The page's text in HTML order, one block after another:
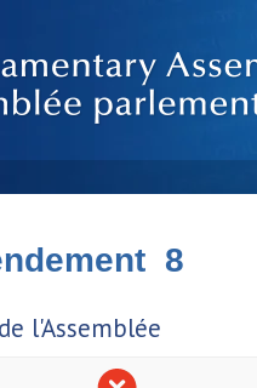
8
l'Assemblée